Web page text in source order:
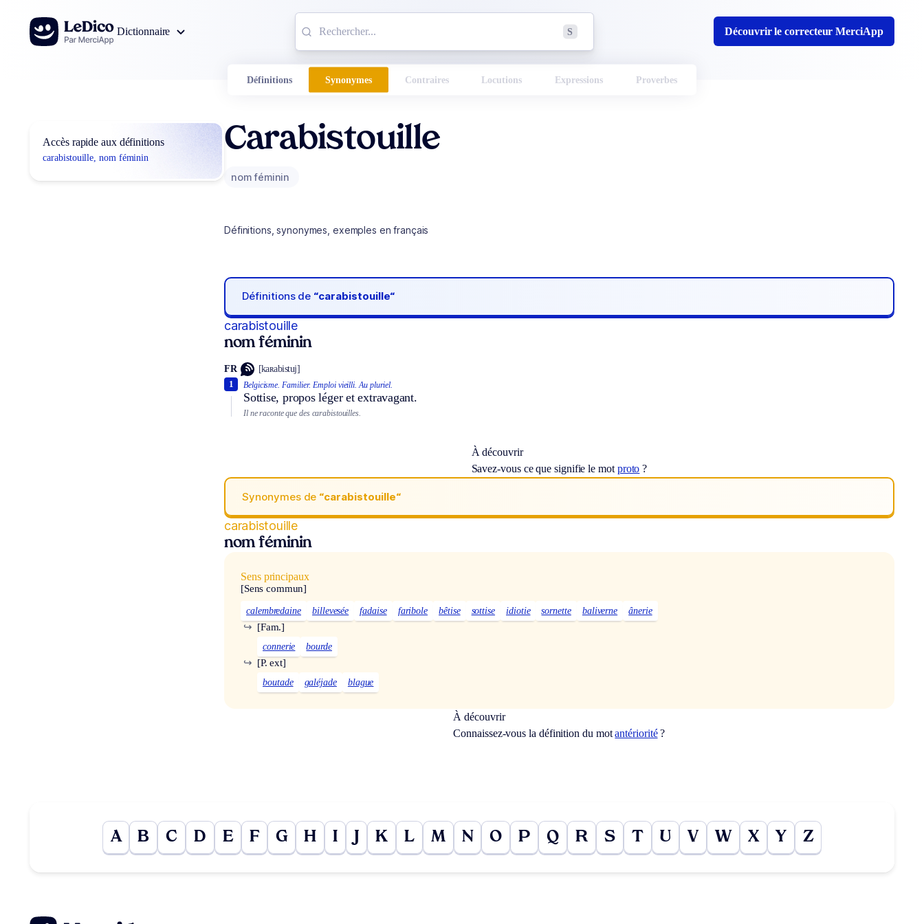
Aller au contenu
Dictionnaire
S Découvrir le correcteur MerciApp
Définitions Synonymes Contraires Locutions Expressions Proverbes
Accès rapide aux définitions
carabistouille, nom féminin
Carabistouille
nom féminin
Définitions, synonymes, exemples en français
Définitions de “carabistouille“
carabistouille
nom féminin
FR [kaʀabistuj]
Belgicisme. Familier. Emploi vieilli. Au pluriel.
Sottise, propos léger et extravagant.
1
Il ne raconte que des carabistouilles.
À découvrir
Savez-vous ce que signifie le mot proto ?
Synonymes de “carabistouille“
carabistouille
nom féminin
Sens principaux
[Sens commun]
calembredaine billevesée fadaise faribole bêtise sottise idiotie sornette baliverne ânerie
[Fam.]
↪
connerie bourde
[P. ext]
↪
boutade galéjade blague
À découvrir
Connaissez-vous la définition du motantériorité?
A B C D E F G H I J K L M N O P Q R S T U V W X Y Z